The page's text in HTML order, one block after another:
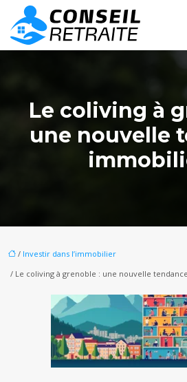
Le coliving à
une nouvelle
/ Investir dans l’immobilier
/ Le coliving à grenoble : une nouvelle